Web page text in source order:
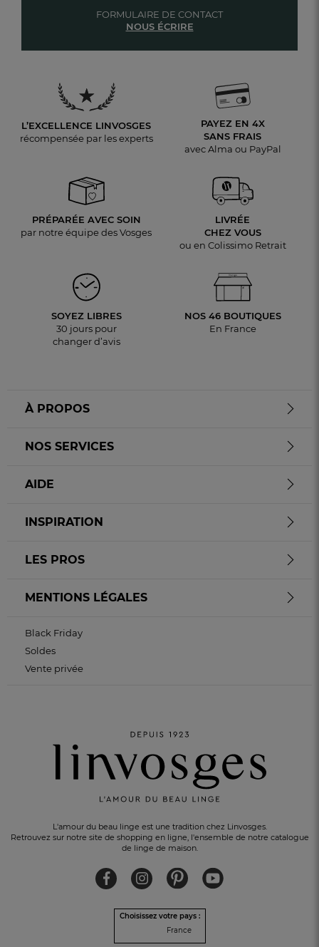
FORMULAIRE DE CONTACT
NOUS ÉCRIRE
L’EXCELLENCE LINVOSGES
récompensée par les experts
PAYEZ EN 4X
SANS FRAIS
avec Alma ou PayPal
PRÉPARÉE AVEC SOIN
par notre équipe des Vosges
LIVRÉE
CHEZ VOUS
ou en Colissimo Retrait
SOYEZ LIBRES
30 jours pour
changer d’avis
NOS 46 BOUTIQUES
En France
L'amour du beau linge est une tradition chez Linvosges.
Retrouvez sur notre site de shopping en ligne, l'ensemble de notre catalogue
de linge de maison.
Choisissez votre pays :
France
À PROPOS
NOS SERVICES
AIDE
INSPIRATION
LES PROS
MENTIONS LÉGALES
Black Friday
Soldes
Vente privée